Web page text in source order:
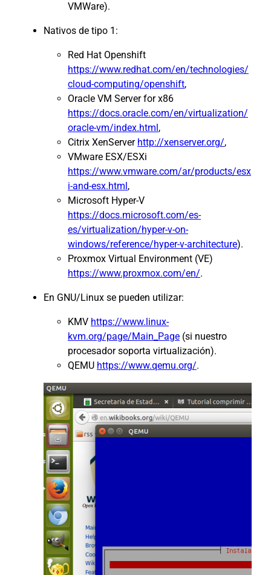
VMWare).
Nativos de tipo 1:
Red Hat Openshift
https://www.redhat.com/en/technologies/
cloud-computing/openshift,
Oracle VM Server for x86
https://docs.oracle.com/en/virtualization/
oracle-vm/index.html,
Citrix XenServer http://xenserver.org/,
VMware ESX/ESXi
https://www.vmware.com/ar/products/esx
i-and-esx.html,
Microsoft Hyper-V
https://docs.microsoft.com/es-
es/virtualization/hyper-v-on-
windows/reference/hyper-v-architecture).
Proxmox Virtual Environment (VE)
https://www.proxmox.com/en/.
En GNU/Linux se pueden utilizar:
KMV https://www.linux-
kvm.org/page/Main_Page (si nuestro
procesador soporta virtualización).
QEMU https://www.qemu.org/.